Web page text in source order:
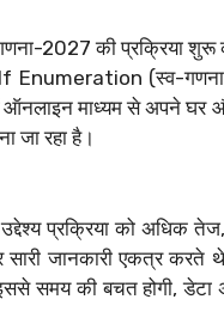
2027 की प्रक्रिया
Enumeration (स्व-
माध्यम से अपने घर
जा रहा है।
प्रक्रिया को अधिक
जानकारी एकत्र करते
समय की बचत होगी,